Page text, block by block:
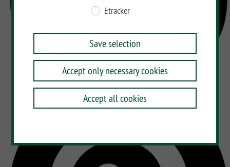
Etracker
Save selection
Accept only necessary cookies
Accept all cookies